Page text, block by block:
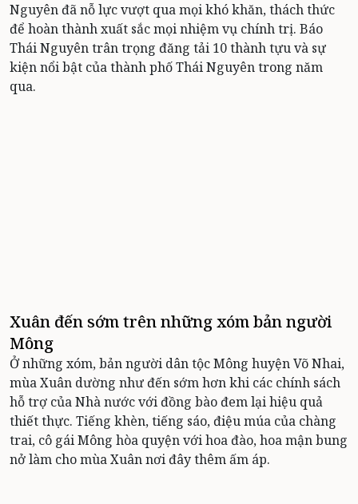
Nguyên đã nỗ lực vượt qua mọi khó khăn, thách thức
để hoàn thành xuất sắc mọi nhiệm vụ chính trị. Báo
Thái Nguyên trân trọng đăng tải 10 thành tựu và sự
kiện nổi bật của thành phố Thái Nguyên trong năm
qua.
Xuân đến sớm trên những xóm bản người
Mông
Ở những xóm, bản người dân tộc Mông huyện Võ Nhai,
mùa Xuân dường như đến sớm hơn khi các chính sách
hỗ trợ của Nhà nước với đồng bào đem lại hiệu quả
thiết thực. Tiếng khèn, tiếng sáo, điệu múa của chàng
trai, cô gái Mông hòa quyện với hoa đào, hoa mận bung
nở làm cho mùa Xuân nơi đây thêm ấm áp.